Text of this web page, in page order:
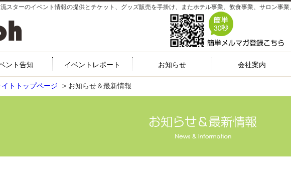
スターのイベント情報の提供とチケット、グッズ販売を手掛け、またホテル事業、飲食事業、サロン事業
ント告知 イベントレポート お知らせ 会社案内
トトップページ > お知らせ＆最新情報